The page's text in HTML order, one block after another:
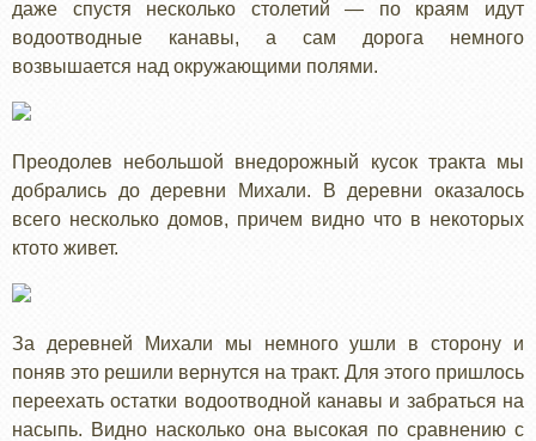
даже спустя несколько столетий — по краям идут
водоотводные канавы, а сам дорога немного
возвышается над окружающими полями.
Преодолев небольшой внедорожный кусок тракта мы
добрались до деревни Михали. В деревни оказалось
всего несколько домов, причем видно что в некоторых
ктото живет.
За деревней Михали мы немного ушли в сторону и
поняв это решили вернутся на тракт. Для этого пришлось
переехать остатки водоотводной канавы и забраться на
насыпь. Видно насколько она высокая по сравнению с